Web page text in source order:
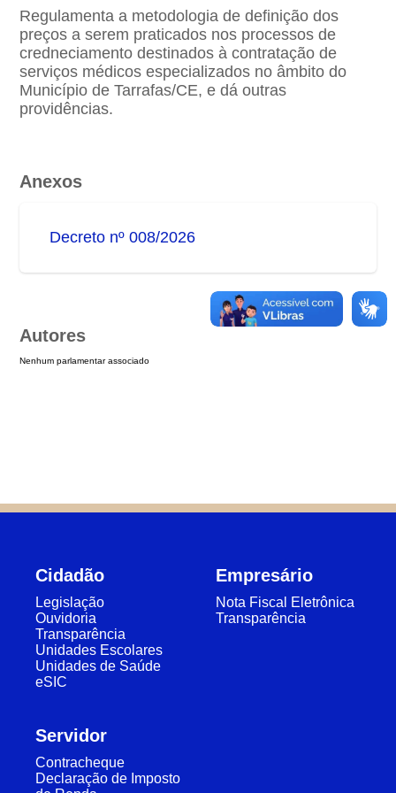
Regulamenta a metodologia de definição dos
preços a serem praticados nos processos de
credneciamento destinados à contratação de
serviços médicos especializados no âmbito do
Município de Tarrafas/CE, e dá outras
providências.
Anexos
Decreto nº 008/2026
Autores
Nenhum parlamentar associado
Cidadão
Legislação
Ouvidoria
Transparência
Unidades Escolares
Unidades de Saúde
eSIC
Empresário
Nota Fiscal Eletrônica
Transparência
Servidor
Contracheque
Declaração de Imposto